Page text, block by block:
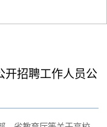
开招聘工作人员公